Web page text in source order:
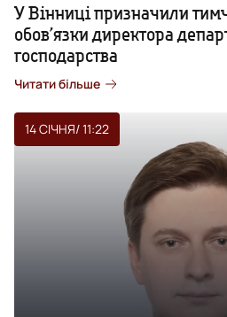
У Вінниці призначили
обов’язки директора
господарства
Читати більше
14 СІЧНЯ/ 11:22